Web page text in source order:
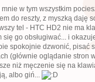
w tym wszystkim
do reszty, z myszką daję
tel - HTC HD2 nie ma
się go obsługiwać... i
spokojnie dzwonić, pisać
(głównie oglądanie stron
niż męczenie się na
albo giń...